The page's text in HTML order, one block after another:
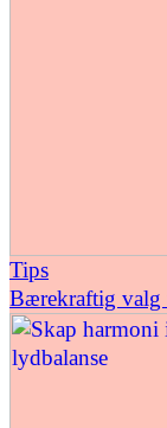
Tips
Bærekraftig valg